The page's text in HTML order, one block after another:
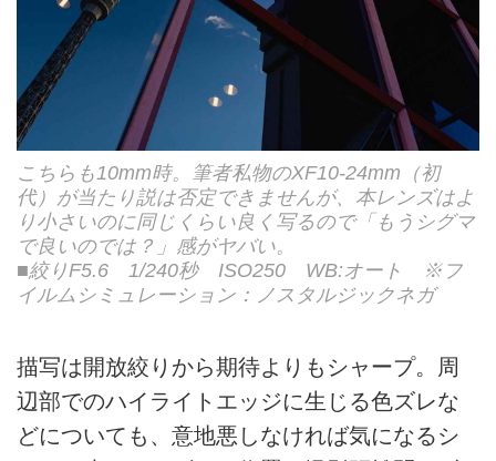
こちらも10mm時。筆者私物のXF10-24mm（初
代）が当たり説は否定できませんが、本レンズはよ
り小さいのに同じくらい良く写るので「もうシグマ
で良いのでは？」感がヤバい。
■絞りF5.6 1/240秒 ISO250 WB:オート ※フ
イルムシミュレーション：ノスタルジックネガ
描写は開放絞りから期待よりもシャープ。周
辺部でのハイライトエッジに生じる色ズレな
どについても、意地悪しなければ気になるシ